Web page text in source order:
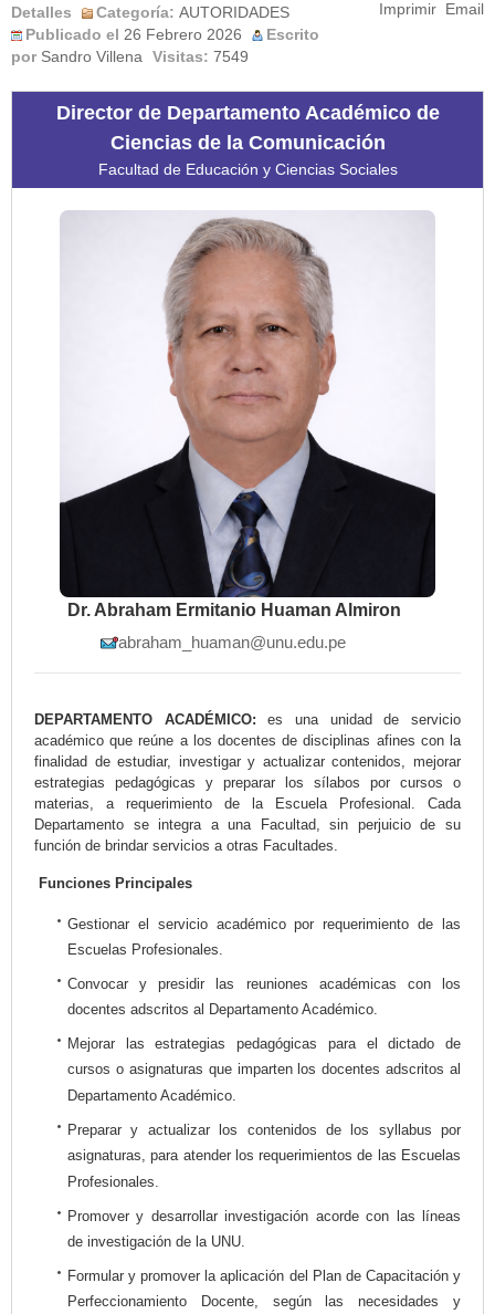
Detalles Categoría: AUTORIDADES
Publicado el 26 Febrero 2026
Escrito
por Sandro Villena Visitas: 7549
Imprimir Email
Director de Departamento Académico de
Ciencias de la Comunicación
Facultad de Educación y Ciencias Sociales
Dr. Abraham Ermitanio Huaman Almiron
abraham_huaman@unu.edu.pe
DEPARTAMENTO ACADÉMICO: es una unidad de servicio
académico que reúne a los docentes de disciplinas afines con la
finalidad de estudiar, investigar y actualizar contenidos, mejorar
estrategias pedagógicas y preparar los sílabos por cursos o
materias, a requerimiento de la Escuela Profesional. Cada
Departamento se integra a una Facultad, sin perjuicio de su
función de brindar servicios a otras Facultades.
Funciones Principales
Gestionar el servicio académico por requerimiento de las
Escuelas Profesionales.
Convocar y presidir las reuniones académicas con los
docentes adscritos al Departamento Académico.
Mejorar las estrategias pedagógicas para el dictado de
cursos o asignaturas que imparten los docentes adscritos al
Departamento Académico.
Preparar y actualizar los contenidos de los syllabus por
asignaturas, para atender los requerimientos de las Escuelas
Profesionales.
Promover y desarrollar investigación acorde con las líneas
de investigación de la UNU.
Formular y promover la aplicación del Plan de Capacitación y
Perfeccionamiento Docente, según las necesidades y